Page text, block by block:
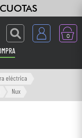
0
eléctrica
Nux